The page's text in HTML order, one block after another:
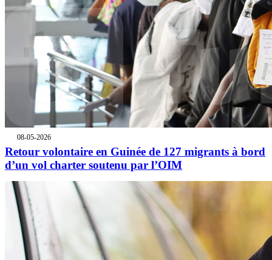
08-05-2026
Retour volontaire en Guinée de 127 migrants à bord
d’un vol charter soutenu par l’OIM